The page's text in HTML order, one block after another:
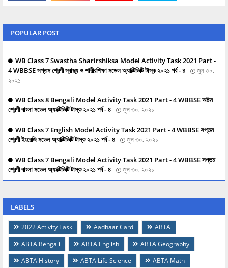
POPULAR POST
WB Class 7 Swastha Sharirshiksa Model Activity Task 2021 Part -
4 WBBSE সপ্তম শ্রেণী স্বাস্থ্য ও শারীরশিক্ষা মডেল অ্যাক্টিভিটি টাস্ক ২০২১ পর্ব - ৪
জুন ৩০,
২০২১
WB Class 8 Bengali Model Activity Task 2021 Part - 4 WBBSE অষ্টম
শ্রেণী বাংলা মডেল অ্যাক্টিভিটি টাস্ক ২০২১ পর্ব - ৪
জুন ৩০, ২০২১
WB Class 7 English Model Activity Task 2021 Part - 4 WBBSE সপ্তম
শ্রেণী ইংরেজি মডেল অ্যাক্টিভিটি টাস্ক ২০২১ পর্ব - ৪
জুন ৩০, ২০২১
WB Class 7 Bengali Model Activity Task 2021 Part - 4 WBBSE সপ্তম
শ্রেণী বাংলা মডেল অ্যাক্টিভিটি টাস্ক ২০২১ পর্ব - ৪
জুন ৩০, ২০২১
LABELS
2022 Activity Task Aadhaar Card
ABTA
ABTA Bengali
ABTA English
ABTA Geography
ABTA History
ABTA Life Science
ABTA Math